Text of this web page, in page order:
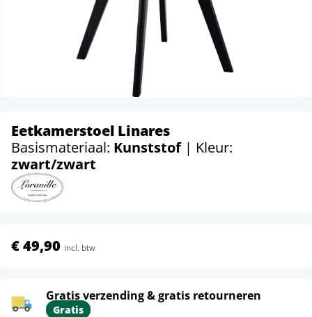
Eetkamerstoel Linares
Basismateriaal: Kunststof | Kleur:
zwart/zwart
€ 49,90 incl. btw
Gratis verzending & gratis retourneren
Gratis